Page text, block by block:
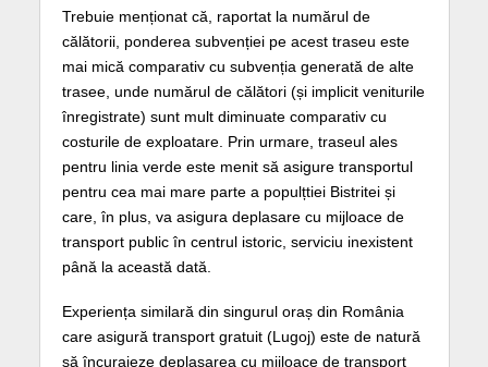
Trebuie menționat că, raportat la numărul de
călătorii, ponderea subvenției pe acest traseu este
mai mică comparativ cu subvenția generată de alte
trasee, unde numărul de călători (și implicit veniturile
înregistrate) sunt mult diminuate comparativ cu
costurile de exploatare. Prin urmare, traseul ales
pentru linia verde este menit să asigure transportul
pentru cea mai mare parte a populțtiei Bistritei și
care, în plus, va asigura deplasare cu mijloace de
transport public în centrul istoric, serviciu inexistent
până la această dată.
Experiența similară din singurul oraș din România
care asigură transport gratuit (Lugoj) este de natură
să încurajeze deplasarea cu mijloace de transport